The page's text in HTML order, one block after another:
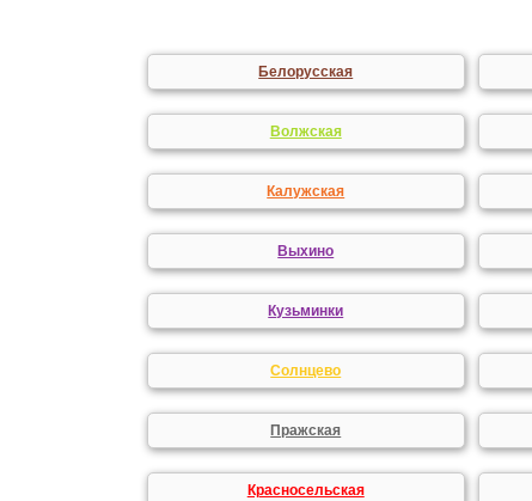
Белорусская
Волжская
Калужская
Выхино
Кузьминки
Солнцево
Пражская
Красносельская